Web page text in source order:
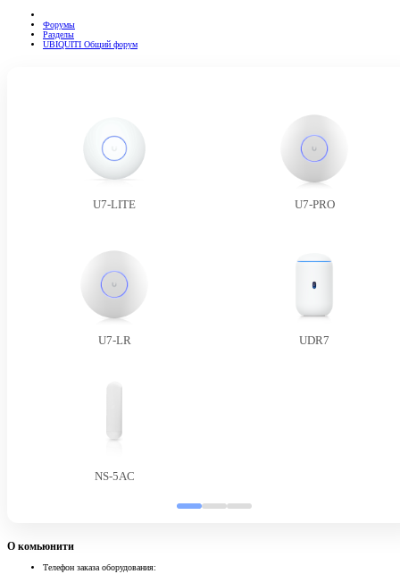
Форумы
Разделы
UBIQUITI Общий форум
U7-LITE U7-PRO
U7-LR UDR7
NS-5AC
О комьюнити
Телефон заказа оборудования: